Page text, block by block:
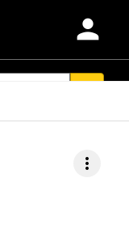
person
more_vert